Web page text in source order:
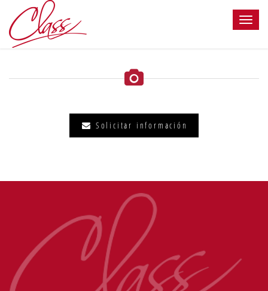
Solicitar información